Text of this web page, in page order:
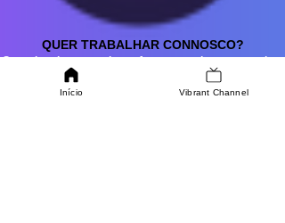
QUER TRABALHAR CONNOSCO?
Se estiver interessado em fazer parte da nossa equipa,
para saber mais sobre as sua aptidões.
Início Vibrant Channel